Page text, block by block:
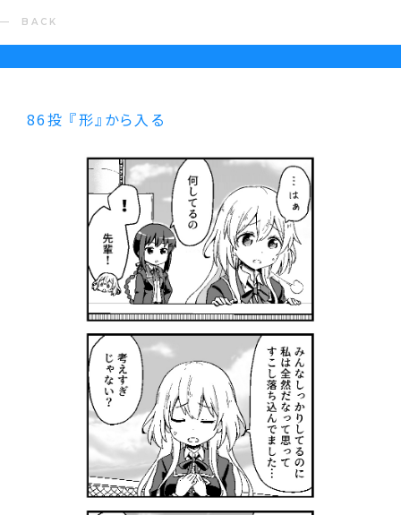
BACK
86投 『形』から入る